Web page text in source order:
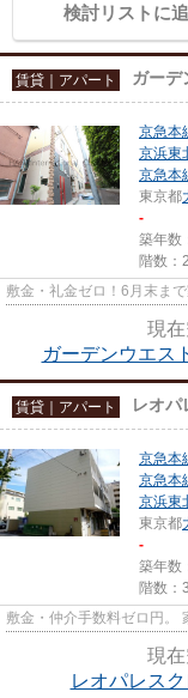
検討リストに
賃貸｜アパート ガーデ
京急本
京浜東
京急本
東京都
-
築年数
階数：
敷金・礼金ゼロ！6月末ま
現在
ガーデンウエス
賃貸｜アパート レオパ
京急本
京急本
京浜東
東京都
-
築年数
階数：
敷金・仲介手数料ゼロ円。
現在
レオパレス